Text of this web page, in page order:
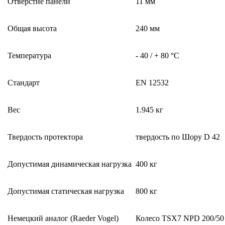
Общая высота 240 мм
Температура - 40 / + 80 °C
Стандарт EN 12532
Вес 1.945 кг
Твердость протектора твердость по Шору D 42
Допустимая динамическая нагрузка 400 кг
Допустимая статическая нагрузка 800 кг
Немецкий аналог (Raeder Vogel) Колесо TSX7 NPD 200/50